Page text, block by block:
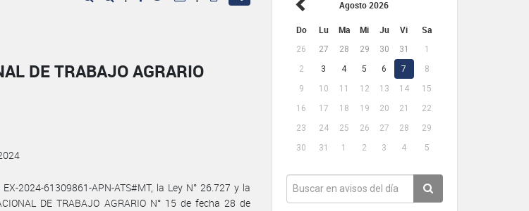
Agosto 2026
Do Lu Ma Mi Ju Vi Sa
26 27 28 29 30 31
1
2
3 4 5 6 7
8
9
10 11 12 13 14
15
16
17 18 19 20 21
22
23
24 25 26 27 28
29
30
31 1 2 3 4 5
DE TRABAJO AGRARIO
2024-61309861-APN-ATS#MT, la Ley N° 26.727 y la
DE TRABAJO AGRARIO N° 15 de fecha 28 de